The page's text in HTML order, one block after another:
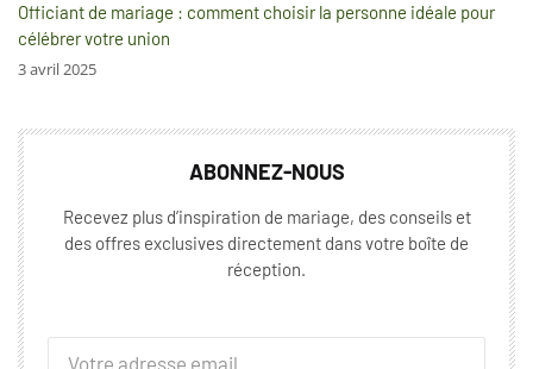
Officiant de mariage : comment choisir la personne idéale pour
célébrer votre union
3 avril 2025
ABONNEZ-NOUS
Recevez plus d’inspiration de mariage, des conseils et
des offres exclusives directement dans votre boîte de
réception.